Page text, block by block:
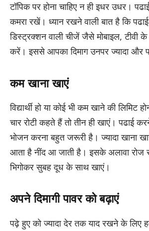
टॉपिक पर होना चाहिए न ही इधर उधर।
कमरा रखें। ध्यान रखने वाली बात है कि
डिस्ट्रक्शन वाली चीजें जैसे मोबाइल, टीवी के
करें। इससे आपका दिमाग उनपर ज्यादा और
कम खाना खाएं
विद्यार्थी हो या कोई भी कम खाने की लिमिट
चार रोटी कहते हैं तो तीन ही खाएं। पढाई
भोजन करना बहुत जरूरी है। ज्यादा खाना
आता है नींद आ जाती है। इसके अलावा रोज
भिगोकर सुबह दूध के साथ खाएं।
अपने दिमागी पावर को बढ़ाएं
पढ़े हुए को ज्यादा देर तक याद रखने के लिए